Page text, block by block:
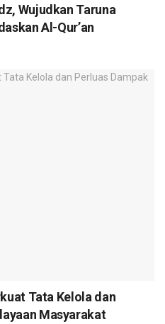
Wujudkan Taruna
Al-Qur’an
Tata Kelola dan
Masyarakat